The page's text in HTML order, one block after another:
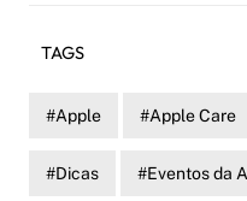
TAGS
Apple Apple Care
Dicas Eventos da